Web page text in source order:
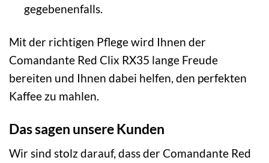
gegebenenfalls.
Mit der richtigen Pflege wird Ihnen der
Comandante Red Clix RX35 lange Freude
bereiten und Ihnen dabei helfen, den perfekten
Kaffee zu mahlen.
Das sagen unsere Kunden
Wir sind stolz darauf, dass der Comandante Red